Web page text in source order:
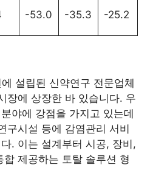
-53.0 -35.3 -25.2
설립된 신약연구 전문업체
장에 상장한 바 있습니다. 우
야에 강점을 가지고 있는데
구시설 등에 감염관리 서비
. 이는 설계부터 시공, 장비,
제공하는 토탈 솔루션 형